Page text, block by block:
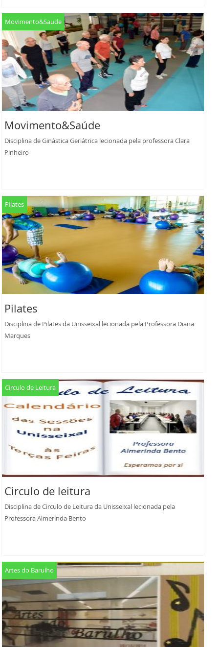
Movimento&Saude
Movimento&Saúde
Disciplina de Ginástica Geriátrica lecionada pela professora Clara
Pinheiro
Pilates
Pilates
Disciplina de Pilates da Unisseixal lecionada pela Professora Diana
Marques
Circulo de Leitura
Circulo de leitura
Disciplina de Circulo de Leitura da Unisseixal lecionada pela
Professora Almerinda Bento
Artes do Barulho